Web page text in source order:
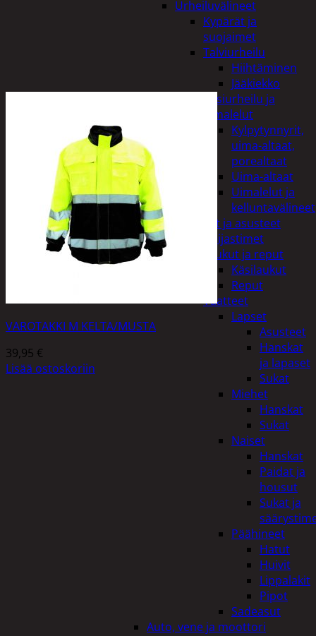
Urheiluvälineet
Kypärät ja
suojaimet
Talviurheilu
Hiihtäminen
Jääkiekko
Vesiurheilu ja
uimalelut
Kylpytynnyrit,
uima-altaat,
porealtaat
Uima-altaat
Uimalelut ja
kelluntavälineet
Vaatteet ja asusteet
Heijastimet
Laukut ja reput
Käsilaukut
Reput
Vaatteet
Lapset
Asusteet
Hanskat
ja lapaset
Sukat
Miehet
Hanskat
Sukat
Naiset
Hanskat
Paidat ja
housut
Sukat ja
Päähineet
Hatut
Huivit
Lippalakit
Pipot
Sadeasut
Auto, vene ja moottori
VAROTAKKI M KELTA/MUSTA
39,95 €
Lisää ostoskoriin